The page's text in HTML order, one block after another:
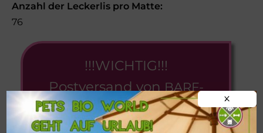
!!!WICHTIG!!!
Postversand vonBARF-
Frostfleisch
nur ab einer
Anzahl der Leckerlis pro Matte:
76
X